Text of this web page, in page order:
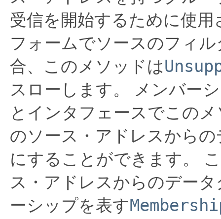
受信を開始するために使用
フォームでソースのフィ
合、このメソッドは
スローします。
メンバー
とインタフェースでこの
のソース・アドレスから
にすることができます。
ス・アドレスからのデー
ーシップを表す